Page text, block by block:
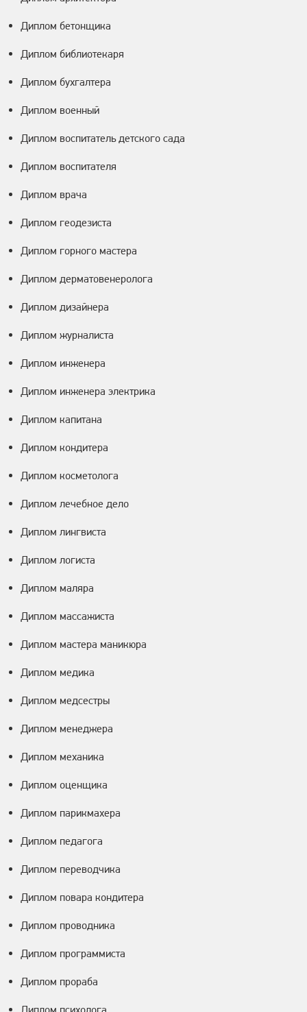
Диплом бетонщика
Диплом библиотекаря
Диплом бухгалтера
Диплом военный
Диплом воспитатель детского сада
Диплом воспитателя
Диплом врача
Диплом геодезиста
Диплом горного мастера
Диплом дерматовенеролога
Диплом дизайнера
Диплом журналиста
Диплом инженера
Диплом инженера электрика
Диплом капитана
Диплом кондитера
Диплом косметолога
Диплом лечебное дело
Диплом лингвиста
Диплом логиста
Диплом маляра
Диплом массажиста
Диплом мастера маникюра
Диплом медика
Диплом медсестры
Диплом менеджера
Диплом механика
Диплом оценщика
Диплом парикмахера
Диплом педагога
Диплом переводчика
Диплом повара кондитера
Диплом проводника
Диплом программиста
Диплом прораба